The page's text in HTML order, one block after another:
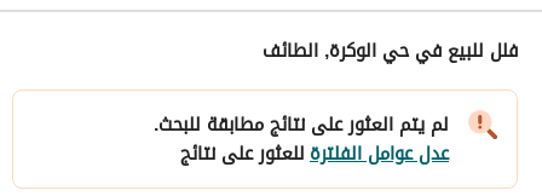
فلل للبيع في حي الوكرة, الطائف
لم يتم العثور على نتائج مطابقة للبحث.
عدل عوامل الفلترةللعثور على نتائج